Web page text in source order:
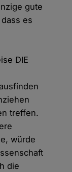
gute
es
DIE
treffen.
würde
die